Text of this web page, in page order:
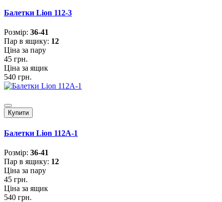
Балетки Lion 112-3
Розмiр: 36-41
Пар в ящику: 12
Ціна за пару
45 грн.
Ціна за ящик
540 грн.
Купити
Балетки Lion 112A-1
Розмiр: 36-41
Пар в ящику: 12
Ціна за пару
45 грн.
Ціна за ящик
540 грн.